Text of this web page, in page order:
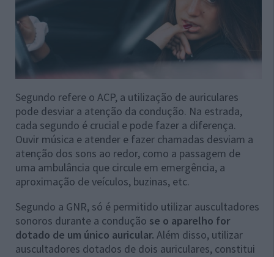
Segundo refere o ACP, a utilização de auriculares
pode desviar a atenção da condução. Na estrada,
cada segundo é crucial e pode fazer a diferença.
Ouvir música e atender e fazer chamadas desviam a
atenção dos sons ao redor, como a passagem de
uma ambulância que circule em emergência, a
aproximação de veículos, buzinas, etc.
Segundo a GNR, só é permitido utilizar auscultadores
sonoros durante a condução se o aparelho for
dotado de um único auricular. Além disso, utilizar
auscultadores dotados de dois auriculares, constitui